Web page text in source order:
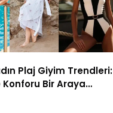
Plaj Giyim Trendleri:
Konforu Bir Araya